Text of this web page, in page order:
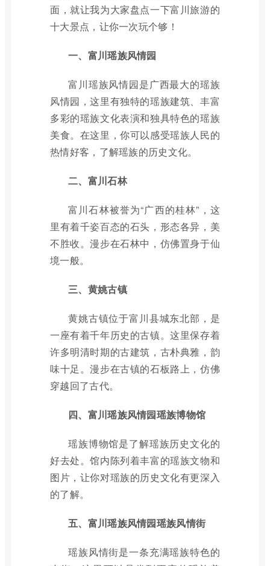
面，就让我为大家盘点一下富川旅游的
十大景点，让你一次玩个够！
一、富川瑶族风情园
富川瑶族风情园是广西最大的瑶族
风情园，这里有独特的瑶族建筑、丰富
多彩的瑶族文化表演和独具特色的瑶族
美食。在这里，你可以感受瑶族人民的
热情好客，了解瑶族的历史文化。
二、富川石林
富川石林被誉为“广西的桂林”，这
里有着千姿百态的石头，形态各异，美
不胜收。漫步在石林中，仿佛置身于仙
境一般。
三、黄姚古镇
黄姚古镇位于富川县城东北部，是
一座有着千年历史的古镇。这里保存着
许多明清时期的古建筑，古朴典雅，韵
味十足。漫步在古镇的石板路上，仿佛
穿越回了古代。
四、富川瑶族风情园瑶族博物馆
瑶族博物馆是了解瑶族历史文化的
好去处。馆内陈列着丰富的瑶族文物和
图片，让你对瑶族的历史文化有更深入
的了解。
五、富川瑶族风情园瑶族风情街
瑶族风情街是一条充满瑶族特色的